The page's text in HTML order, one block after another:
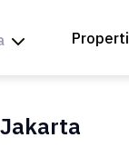
Properti